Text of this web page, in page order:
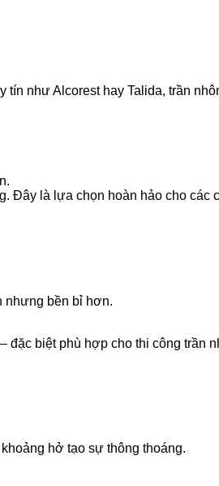
như Alcorest hay Talida, trần
Đây là lựa chọn hoàn hảo cho các
nhưng bền bỉ hơn.
đặc biệt phù hợp cho thi công trần
hở tạo sự thông thoáng.